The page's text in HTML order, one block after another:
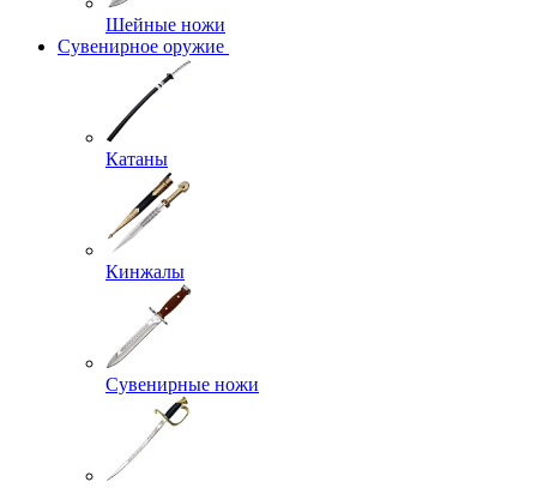
Шейные ножи
Сувенирное оружие
Катаны
Кинжалы
Сувенирные ножи